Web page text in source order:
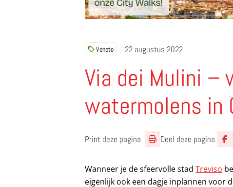
Veneto 22 augustus 2022
Via dei Mulini –
watermolens in
Print deze pagina
Deel deze pagina
Wanneer je de sfeervolle stadTreviso
eigenlijk ook een dagje inplannen voor